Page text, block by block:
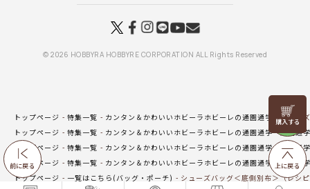
前に戻る
リリヤン
フェア
上に戻る
© 2026 HOBBYRA HOBBYRE CORPORATION ALL Rights Reserved
トップページ 特集一覧 カンタン＆かわいいホビーラホビーレの通園通学
シュー
トップページ
特集一覧 カンタン＆かわいいホビーラホビーレの通園通学
通園通
トップページ
特集一覧 カンタン＆かわいいホビーラホビーレの通園通学
通園通
トップページ
特集一覧 カンタン＆かわいいホビーラホビーレの通園通学
通園通
トップページ
一覧はこちら(バッグ・ポーチ)
シューズバッグ＜底側別布＞（レシ